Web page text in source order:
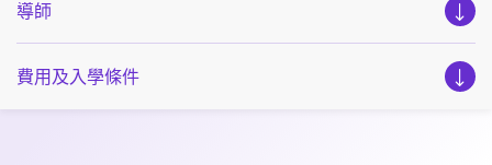
導師
費用及入學條件